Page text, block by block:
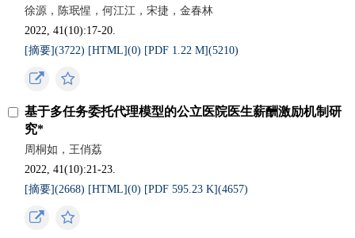
徐源，陈珉惺，何江江，宋捷，金春林
2022, 41(10):17-20.
[摘要](3722) [HTML](0) [PDF 1.22 M](5210)
基于多任务委托代理模型的公立医院医生薪酬激励机制研
究*
周桐如，王俏荔
2022, 41(10):21-23.
[摘要](2668) [HTML](0) [PDF 595.23 K](4657)